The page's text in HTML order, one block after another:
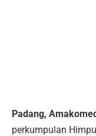
Padang,
perkumpulan